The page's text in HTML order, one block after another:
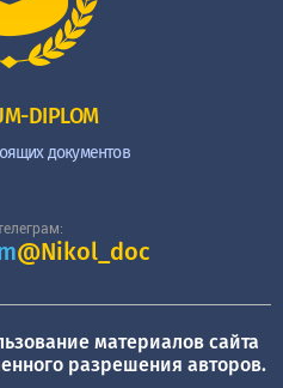
DIPLOM
документов
@Nikol_doc
материалов сайта
разрешения авторов.